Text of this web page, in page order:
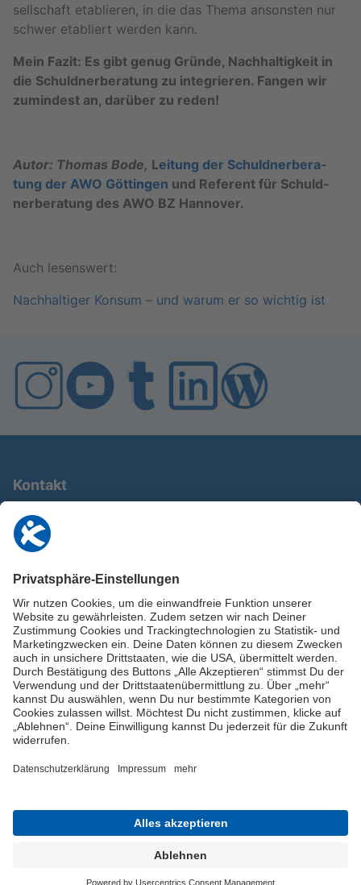
sell­schaft eta­blie­ren, in die das Thema an­sons­ten nur
schwer eta­bliert wer­den kann.
Mein Fazit: Es gibt genug Grün­de, Nach­hal­tig­keit in
die Schuld­ner­be­ra­tung zu in­te­grie­ren. Fan­gen wir
zu­min­dest an, dar­über zu reden!
Autor: Tho­mas Bode, Lei­tung der Schuld­ner­be­ra­
tung der AWO Göt­tin­gen und Re­fe­rent für Schuld­
ner­be­ra­tung des AWO BZ Han­no­ver.
Auch le­sens­wert:
Nach­hal­ti­ger Kon­sum – und warum er so wich­tig ist
Kontakt
0911 / 9234 950
info@deutschland-im-plus.de
Impressum
Online-Schuldnerberatung
Stellen Sie hier Ihre Fragen und erhalten Sie kostenlos und umgehend
Informationen von unseren Schuldnerberater:innen.
Beratungshotline: 0800 / 5035851
Spendenkonto